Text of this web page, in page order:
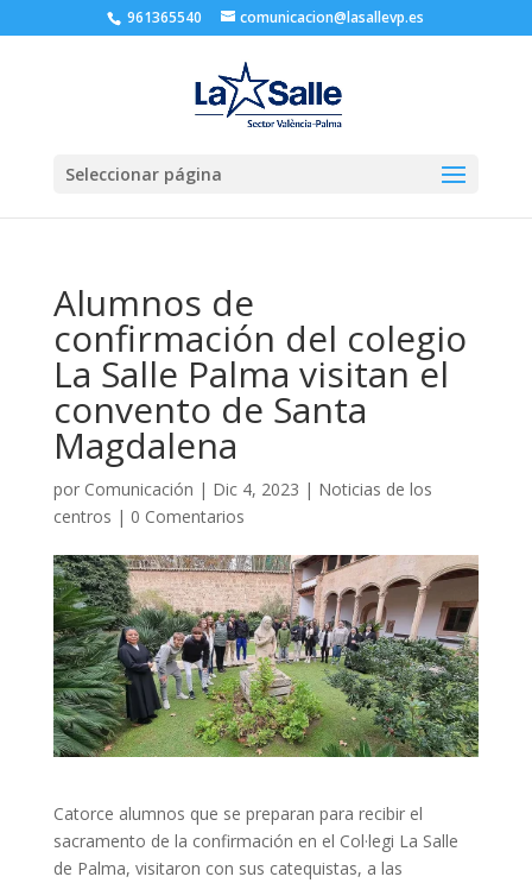
961365540 comunicacion@lasallevp.es
Seleccionar página
Alumnos de
confirmación del colegio
La Salle Palma visitan el
convento de Santa
Magdalena
por Comunicación | Dic 4, 2023 | Noticias de los
centros | 0 Comentarios
Catorce alumnos que se preparan para recibir el
sacramento de la confirmación en el Col·legi La Salle
de Palma, visitaron con sus catequistas, a las